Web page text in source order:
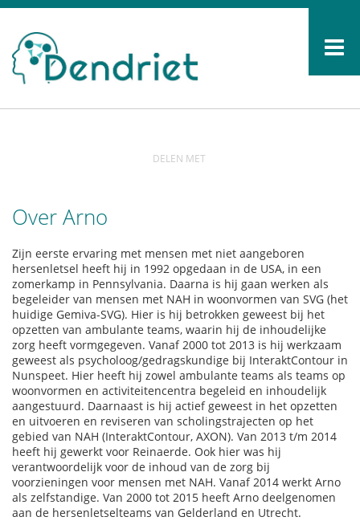
DELEN MET
Over Arno
Zijn eerste ervaring met mensen met niet aangeboren
hersenletsel heeft hij in 1992 opgedaan in de USA, in een
zomerkamp in Pennsylvania. Daarna is hij gaan werken als
begeleider van mensen met NAH in woonvormen van SVG (het
huidige Gemiva-SVG). Hier is hij betrokken geweest bij het
opzetten van ambulante teams, waarin hij de inhoudelijke
zorg heeft vormgegeven. Vanaf 2000 tot 2013 is hij werkzaam
geweest als psycholoog/gedragskundige bij InteraktContour in
Nunspeet. Hier heeft hij zowel ambulante teams als teams op
woonvormen en activiteitencentra begeleid en inhoudelijk
aangestuurd. Daarnaast is hij actief geweest in het opzetten
en uitvoeren en reviseren van scholingstrajecten op het
gebied van NAH (InteraktContour, AXON). Van 2013 t/m 2014
heeft hij gewerkt voor Reinaerde. Ook hier was hij
verantwoordelijk voor de inhoud van de zorg bij
voorzieningen voor mensen met NAH. Vanaf 2014 werkt Arno
als zelfstandige. Van 2000 tot 2015 heeft Arno deelgenomen
aan de hersenletselteams van Gelderland en Utrecht.